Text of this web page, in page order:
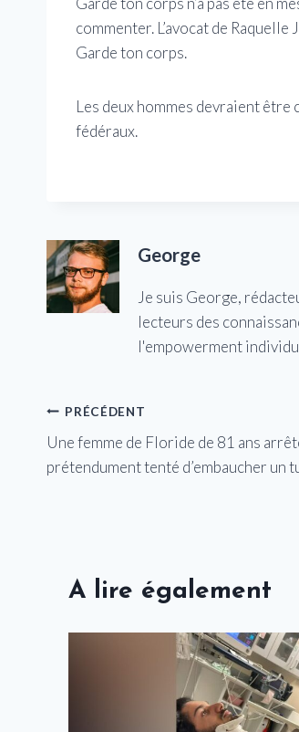
commenter. L’avocat de
Garde ton corps.
Les deux hommes devraient
fédéraux.
George
Je suis George,
lecteurs des
l'empowerment
Navigation
de
PRÉCÉDENT
Une femme de Floride de 81 ans
prétendument tenté d’embaucher un
A lire également